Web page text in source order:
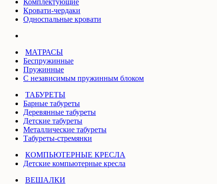
Кровати-чердаки
Односпальные кровати
МАТРАСЫ
Беспружинные
Пружинные
С независимым пружинным блоком
ТАБУРЕТЫ
Барные табуреты
Деревянные табуреты
Детские табуреты
Металлические табуреты
Табуреты-стремянки
КОМПЬЮТЕРНЫЕ КРЕСЛА
Детские компьютерные кресла
ВЕШАЛКИ